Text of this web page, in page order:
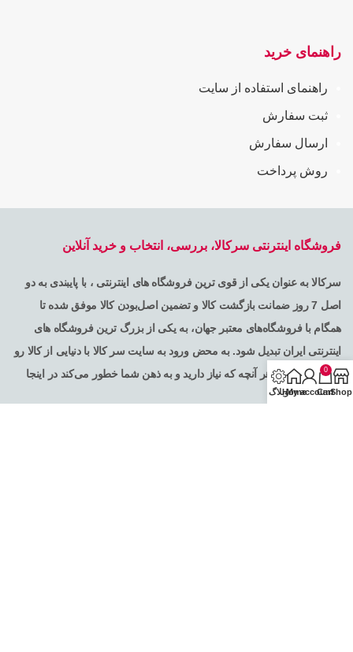
راهنمای خرید
راهنمای استفاده از سایت
ثبت سفارش
ارسال سفارش
روش پرداخت
فروشگاه اینترنتی سرکالا، بررسی، انتخاب و خرید آنلاین
سرکالا به عنوان یکی از قوی ترین فروشگاه های اینترنتی ، با پایبندی به دو
اصل 7 روز ضمانت بازگشت کالا و تضمین اصل‌بودن کالا موفق شده تا
همگام با فروشگاه‌های معتبر جهان، به یکی از بزرگ ترین فروشگاه های
اینترنتی ایران تبدیل شود. به محض ورود به سایت سر کالا با دنیایی از کالا رو
به رو می‌شوید! هر آنچه که نیاز دارید و به ذهن شما خطور می‌کند در اینجا
پیدا خواهید کرد .Shop
0
Cart
My account
Homeوبلاگ